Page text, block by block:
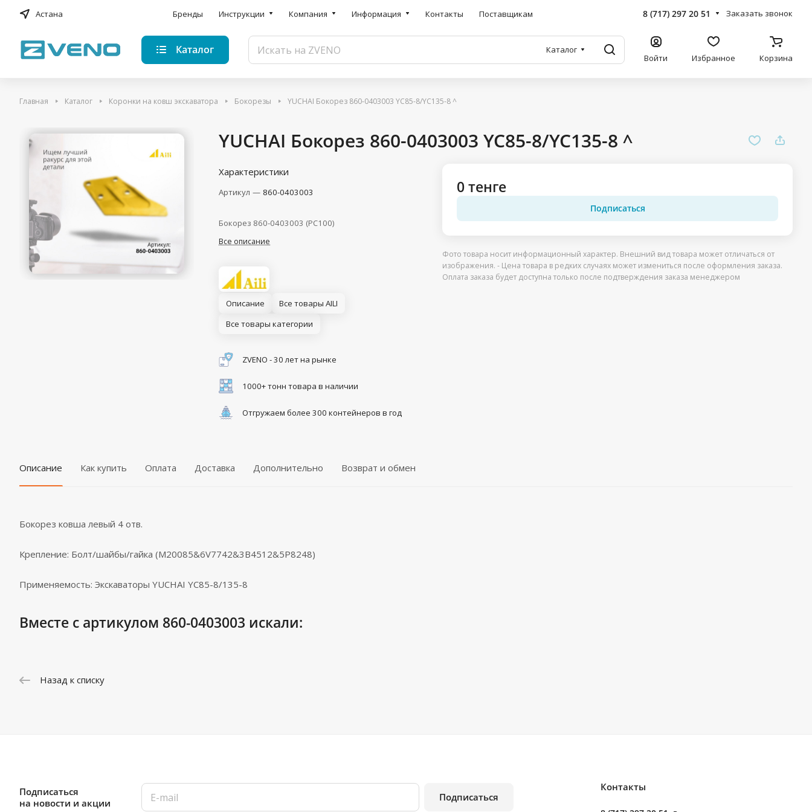
Астана Бренды Инструкции Компания Информация Контакты Поставщикам 8 (717) 297 20 51 Заказать звонок
Каталог Каталог
Войти Избранное Корзина
Главная Каталог Коронки на ковш экскаватора Бокорезы YUCHAI Бокорез 860-0403003 YC85-8/YC135-8 ^
YUCHAI Бокорез 860-0403003 YC85-8/YC135-8 ^
Характеристики
Артикул — 860-0403003
Бокорез 860-0403003 (PC100)
Все описание
Описание
Все товары AILI
Все товары категории
ZVENO - 30 лет на рынке
1000+ тонн товара в наличии
Отгружаем более 300 контейнеров в год
0 тенге
Подписаться
Фото товара носит информационный характер. Внешний вид товара может отличаться от
изображения. - Цена товара в редких случаях может измениться после оформления заказа.
Оплата заказа будет доступна только после подтверждения заказа менеджером
Описание Как купить Оплата Доставка Дополнительно Возврат и обмен
Бокорез ковша левый 4 отв.
Крепление: Болт/шайбы/гайка (M20085&6V7742&3B4512&5P8248)
Применяемость: Экскаваторы YUCHAI YC85-8/135-8
Вместе с артикулом 860-0403003 искали:
Назад к списку
Подписаться
на новости и акции
Подписаться
Контакты